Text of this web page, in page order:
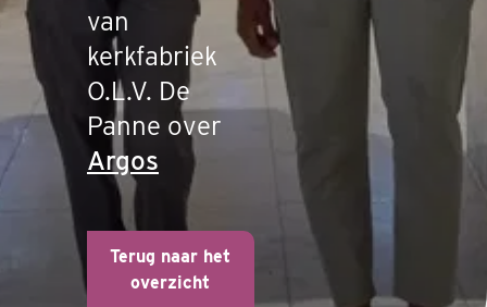
van
kerkfabriek
O.L.V. De
Panne over
Argos
Terug naar het
overzicht